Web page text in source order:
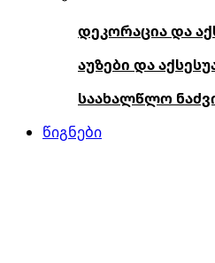
დეკორაცია და
აუზები და
საახალწლო
წიგნები